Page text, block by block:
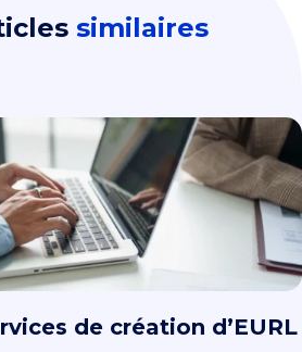
similaires
de création d’EURL